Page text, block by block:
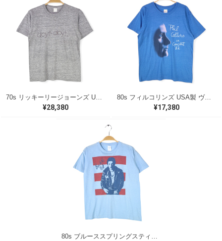
¥28,380
80s フィルコリンズ USA製 ヴィンテージTシャツ ロックTシャツ ジェネシス PHIL COLLINS GENESIS スクリーンスター メンズL 古着 @AAA1554
¥17,380
80s ブルーススプリングスティーン USA製 ヴィンテージTシャツ ロックTシャツ BORN IN THE USA BRUCE SPRINGSTEEN メンズM 古着 @AAA1523